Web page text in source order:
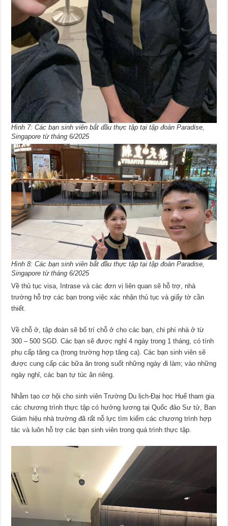
Hình 7: Các bạn sinh viên bắt đầu thực tập tại tập đoàn Paradise,
Singapore từ tháng 6/2025
Hình 8: Các bạn sinh viên bắt đầu thực tập tại tập đoàn Paradise,
Singapore từ tháng 6/2025
Về thủ tục visa, Intrase và các đơn vị liên quan sẽ hỗ trợ, nhà
trường hỗ trợ các bạn trong việc xác nhận thủ tục và giấy tờ cần
thiết.
Về chỗ ở, tập đoàn sẽ bố trí chỗ ở cho các bạn, chi phí nhà ở từ
300 – 500 SGD. Các bạn sẽ được nghỉ 4 ngày trong 1 tháng, có tính
phụ cấp tăng ca (trong trường hợp tăng ca). Các bạn sinh viên sẽ
được cung cấp các bữa ăn trong suốt những ngày đi làm; vào những
ngày nghỉ, các bạn tự túc ăn riêng.
Nhằm tạo cơ hội cho sinh viên Trường Du lịch-Đại học Huế tham gia
các chương trình thực tập có hưởng lương tại Quốc đảo Sư tử, Ban
Giám hiệu nhà trường đã rất nỗ lực tìm kiếm các chương trình hợp
tác và luôn hỗ trợ các bạn sinh viên trong quá trình thực tập.